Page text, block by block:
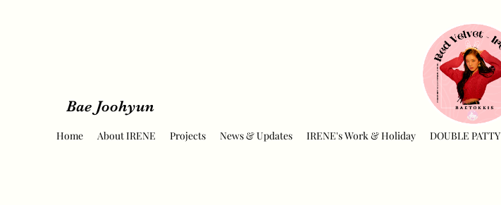
Bae Joohyun
Home About IRENE Projects News & Updates IRENE's Work & Holiday DOUBLE PATTY